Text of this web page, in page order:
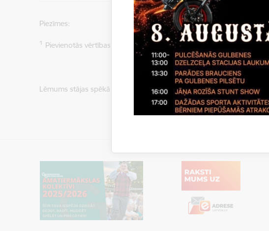
Piezīmes:
1 Pievienotās vērtības nodokli nepiemēro saskaņā ar Pievienotās
Lēmums stājas spēkā 2022.gada 1.aprīlī. (Grozījumi 31.03.2022.).